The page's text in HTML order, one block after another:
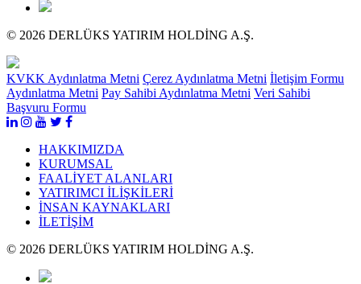
© 2026 DERLÜKS YATIRIM HOLDİNG A.Ş.
KVKK Aydınlatma Metni Çerez Aydınlatma Metni İletişim Formu
Aydınlatma Metni Pay Sahibi Aydınlatma Metni Veri Sahibi
Başvuru Formu
HAKKIMIZDA
KURUMSAL
FAALİYET ALANLARI
YATIRIMCI İLİŞKİLERİ
İNSAN KAYNAKLARI
İLETİŞİM
© 2026 DERLÜKS YATIRIM HOLDİNG A.Ş.